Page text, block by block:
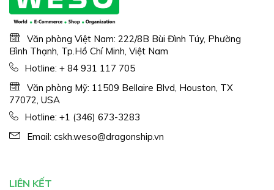
Văn phòng Việt Nam: 222/8B Bùi Đình Túy, Phường
Bình Thạnh, Tp.Hồ Chí Minh, Việt Nam
Hotline: + 84 931 117 705
Văn phòng Mỹ: 11509 Bellaire Blvd, Houston, TX
77072, USA
Hotline: +1 (346) 673-3283
Email: cskh.weso@dragonship.vn
LIÊN KẾT